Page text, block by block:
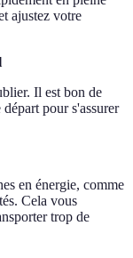
ajustez votre
Il est bon de
pour s'assurer
en énergie, comme
Cela vous
trop de